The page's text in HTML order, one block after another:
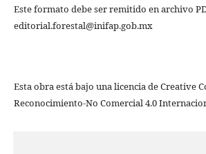
Este formato debe ser remitido en archivo
editorial.forestal@inifap.gob.mx
Esta obra está bajo una licencia de Creative
Reconocimiento-No Comercial 4.0